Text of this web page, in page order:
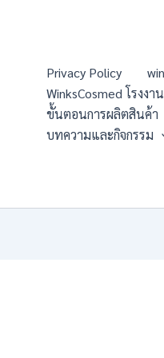
Privacy Policy
WinksCosmed โรงง
ขั้นตอนการผลิตสินค้า
บทความและกิจกรรม